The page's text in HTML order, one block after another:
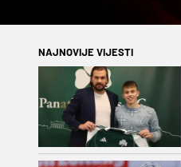
NAJNOVIJE VIJESTI